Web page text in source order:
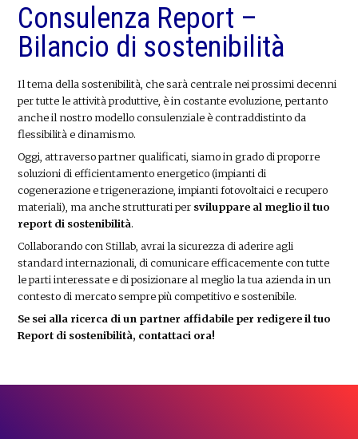
Consulenza Report –
Bilancio di sostenibilità
Il tema della sostenibilità, che sarà centrale nei prossimi decenni
per tutte le attività produttive, è in costante evoluzione, pertanto
anche il nostro modello consulenziale è contraddistinto da
flessibilità e dinamismo.
Oggi, attraverso partner qualificati, siamo in grado di proporre
soluzioni di efficientamento energetico (impianti di
cogenerazione e trigenerazione, impianti fotovoltaici e recupero
materiali), ma anche strutturati per sviluppare al meglio il tuo
report di sostenibilità.
Collaborando con Stillab, avrai la sicurezza di aderire agli
standard internazionali, di comunicare efficacemente con tutte
le parti interessate e di posizionare al meglio la tua azienda in un
contesto di mercato sempre più competitivo e sostenibile.
Se sei alla ricerca di un partner affidabile per redigere il tuo
Report di sostenibilità, contattaci ora!